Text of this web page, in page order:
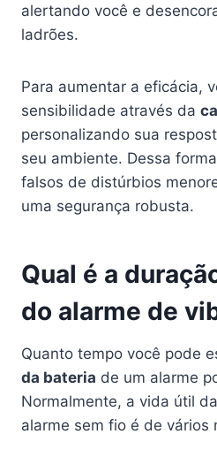
alertando você e
ladrões.
Para aumentar a eficácia,
sensibilidade através da
personalizando sua
seu ambiente. Dessa
falsos de distúrbios
uma segurança robusta.
Qual é a
do alarme de
Quanto tempo você pode
da bateria de um alarme
Normalmente, a vida útil
alarme sem fio é de vários